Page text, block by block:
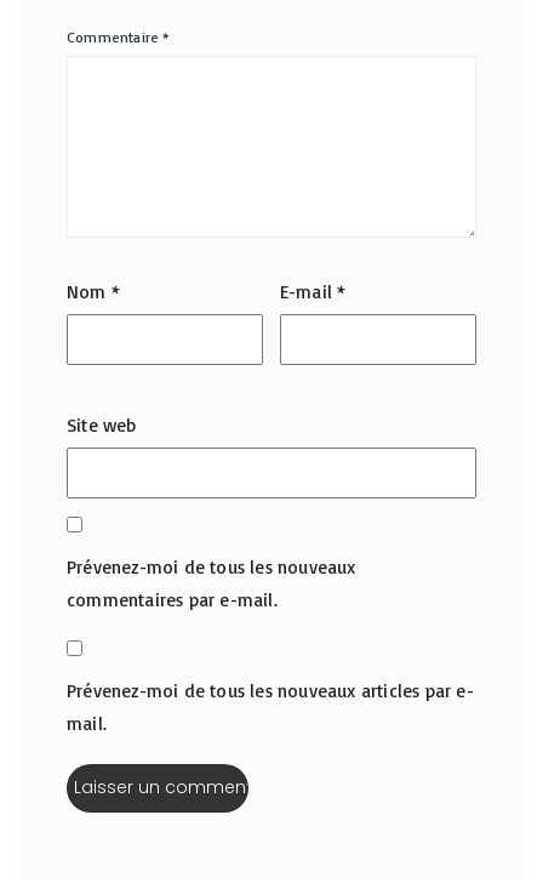
Commentaire*
Nom * E-mail*
Site web
Prévenez-moi de tous les nouveaux
commentaires par e-mail.
Prévenez-moi de tous les nouveaux articles par e-
mail.